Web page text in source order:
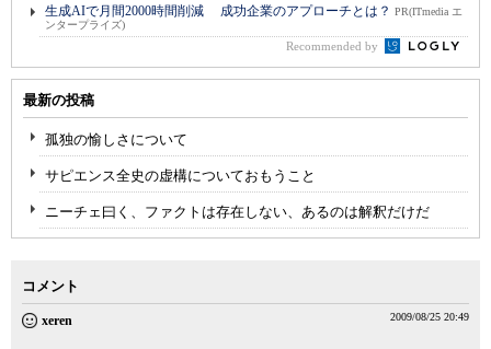
生成AIで月間2000時間削減 成功企業のアプローチとは？ PR(ITmedia エ
ンタープライズ)
Recommended by
最新の投稿
孤独の愉しさについて
サピエンス全史の虚構についておもうこと
ニーチェ曰く、ファクトは存在しない、あるのは解釈だけだ
コメント
xeren 2009/08/25 20:49